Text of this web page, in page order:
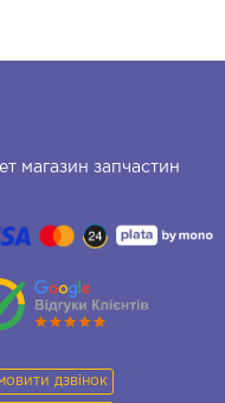
магазин запчастин
дзвінок